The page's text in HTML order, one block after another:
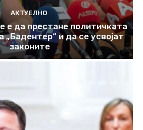
АКТУЕЛНО
е да престане политичката
„Бадентер“ и да се усвојат
законите